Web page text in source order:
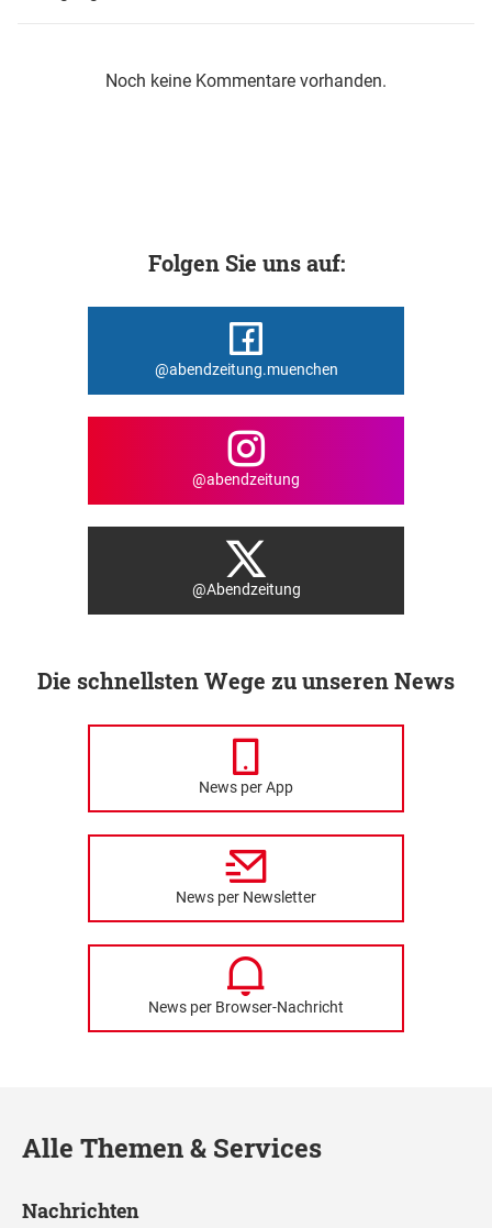
Noch keine Kommentare vorhanden.
Folgen Sie uns auf:
@abendzeitung.muenchen
@abendzeitung
@Abendzeitung
Die schnellsten Wege zu unseren News
News per App
News per Newsletter
News per Browser-Nachricht
Alle Themen & Services
Nachrichten